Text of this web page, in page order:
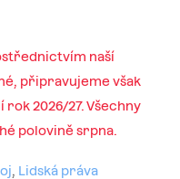
naší
připravujeme však
rok 2026/27. Všechny
polovině srpna.
, Lidská práva